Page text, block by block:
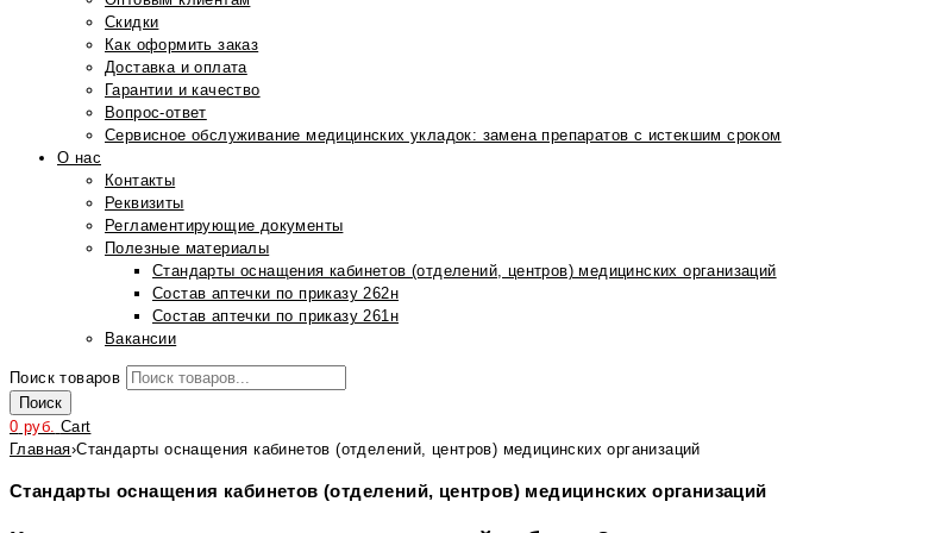
Скидки
Как оформить заказ
Доставка и оплата
Гарантии и качество
Вопрос-ответ
Сервисное обслуживание медицинских укладок: замена препаратов с истекшим сроком
О нас
Контакты
Реквизиты
Регламентирующие документы
Полезные материалы
Стандарты оснащения кабинетов (отделений, центров) медицинских организаций
Состав аптечки по приказу 262н
Состав аптечки по приказу 261н
Вакансии
Поиск товаров
Поиск
0 руб. Cart
Главная›Стандарты оснащения кабинетов (отделений, центров) медицинских организаций
Стандарты оснащения кабинетов (отделений, центров) медицинских организаций